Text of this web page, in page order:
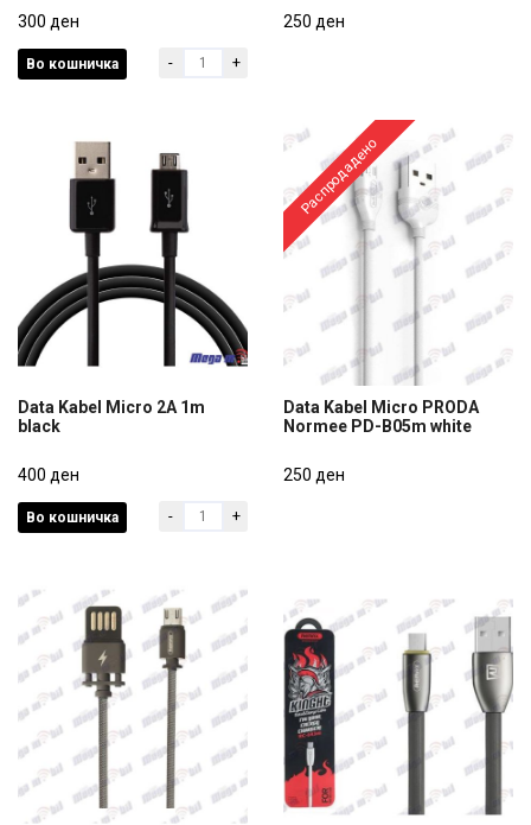
25W 1m FAST white
300 ден
300 ден
Во кошничка - +
Yaven 1m black
250 ден
black
400 ден
Data Kabel Micro 2A 1m
black
400 ден
Во кошничка - +
Распродадено
Normee PD-B05m white
Data Kabel Micro PRODA
Normee PD-B05m white
250 ден